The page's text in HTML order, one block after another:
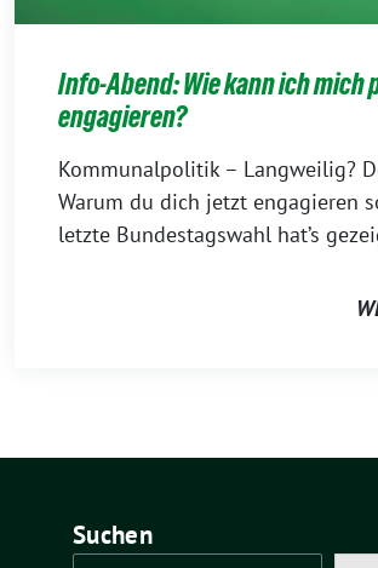
Info-Abend: Wie kann ich mich
engagieren?
Kommunalpolitik – Langweilig?
Warum du dich jetzt engagieren
letzte Bundestagswahl hat’s
Suchen